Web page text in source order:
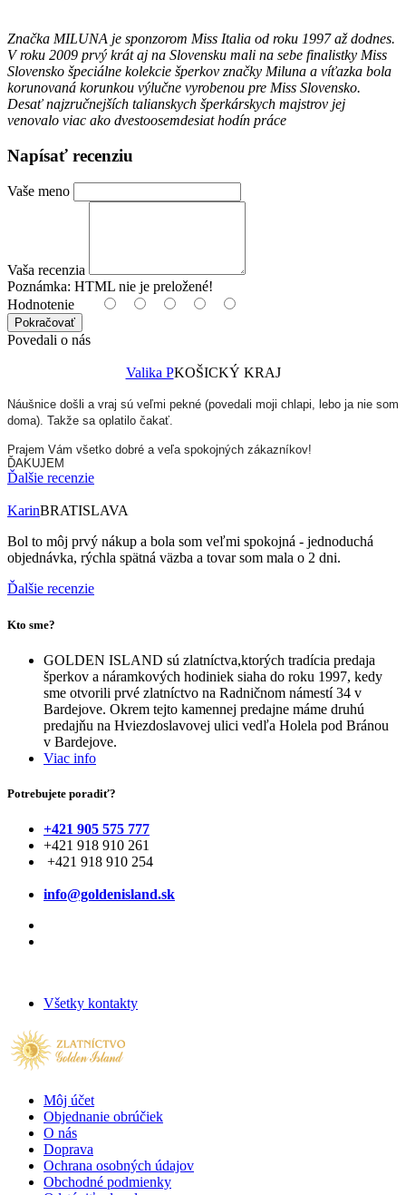
Značka MILUNA je sponzorom Miss Italia od roku 1997 až dodnes.
V roku 2009 prvý krát aj na Slovensku mali na sebe finalistky Miss
Slovensko špeciálne kolekcie šperkov značky Miluna a víťazka bola
korunovaná korunkou výlučne vyrobenou pre Miss Slovensko.
Desať najzručnejších talianskych šperkárskych majstrov jej
venovalo viac ako dvestoosemdesiat hodín práce
Napísať recenziu
Vaše meno
Vaša recenzia
Poznámka: HTML nie je preložené!
Hodnotenie
Pokračovať
Povedali o nás
Valika PKOŠICKÝ KRAJ
Náušnice došli a vraj sú veľmi pekné (povedali moji chlapi, lebo ja nie som
doma). Takže sa oplatilo čakať.
Prajem Vám všetko dobré a veľa spokojných zákazníkov!
ĎAKUJEM
Ďalšie recenzie
KarinBRATISLAVA
Bol to môj prvý nákup a bola som veľmi spokojná - jednoduchá
objednávka, rýchla spätná väzba a tovar som mala o 2 dni.
Ďalšie recenzie
Kto sme?
GOLDEN ISLAND sú zlatníctva,ktorých tradícia predaja
šperkov a náramkových hodiniek siaha do roku 1997, kedy
sme otvorili prvé zlatníctvo na Radničnom námestí 34 v
Bardejove. Okrem tejto kamennej predajne máme druhú
predajňu na Hviezdoslavovej ulici vedľa Holela pod Bránou
v Bardejove.
Viac info
Potrebujete poradiť?
+421 905 575 777
+421 918 910 261
+421 918 910 254
info@goldenisland.sk
Všetky kontakty
Môj účet
Objednanie obrúčiek
O nás
Doprava
Ochrana osobných údajov
Obchodné podmienky